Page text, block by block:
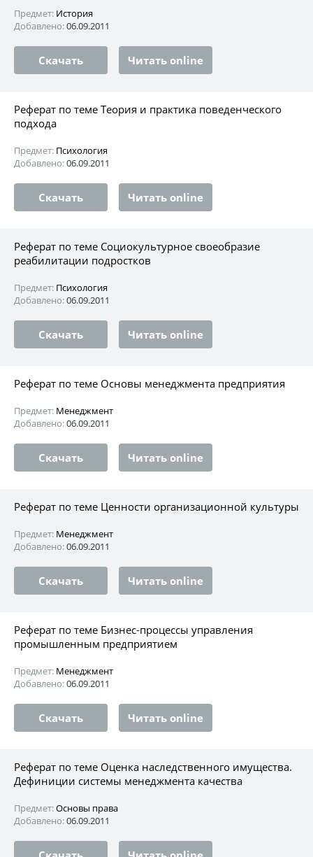
Предмет: История
Добавлено:06.09.2011
Скачать Читать online
Реферат по теме Теория и практика поведенческого
подхода
Предмет: Психология
Добавлено:06.09.2011
Скачать Читать online
Реферат по теме Социокультурное своеобразие
реабилитации подростков
Предмет: Психология
Добавлено:06.09.2011
Скачать Читать online
Реферат по теме Основы менеджмента предприятия
Предмет: Менеджмент
Добавлено:06.09.2011
Скачать Читать online
Реферат по теме Ценности организационной культуры
Предмет: Менеджмент
Добавлено:06.09.2011
Скачать Читать online
Реферат по теме Бизнес-процессы управления
промышленным предприятием
Предмет: Менеджмент
Добавлено:06.09.2011
Скачать Читать online
Реферат по теме Оценка наследственного имущества.
Дефиниции системы менеджмента качества
Предмет:Основы права
Добавлено:06.09.2011